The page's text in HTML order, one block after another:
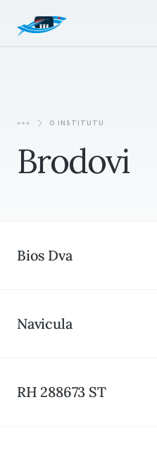
O INSTITUTU
Brodovi
Bios Dva
Navicula
RH 288673 ST